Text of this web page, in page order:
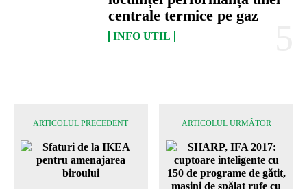
centrale termice pe gaz
INFO UTIL
ARTICOLUL PRECEDENT ARTICOLUL URMĂTOR